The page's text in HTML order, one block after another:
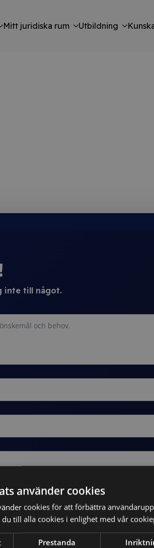
Mitt juridiska rum Utbildning
inte till något.
använder cookies
cookies för att förbättra
till alla cookies i enlighet med vår
Prestanda